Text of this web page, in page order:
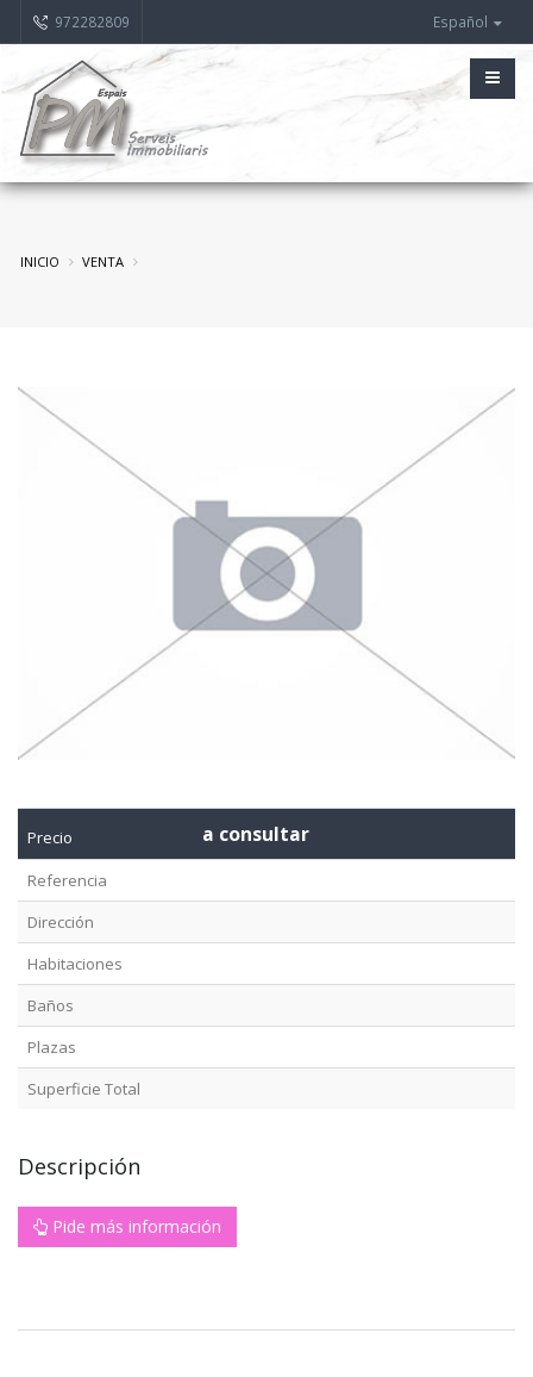
972282809 Español
INICIO VENTA
Precio a consultar
Referencia
Dirección
Habitaciones
Baños
Plazas
Superficie Total
Descripción
Pide más información